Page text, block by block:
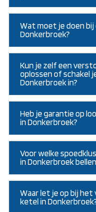
Wat moet je doen bij
Donkerbroek?
Kun je zelf een
oplossen of schakel
Donkerbroek in?
Heb je garantie op
in Donkerbroek?
Voor welke
in Donkerbroek
Waar let je op bij het
ketel in